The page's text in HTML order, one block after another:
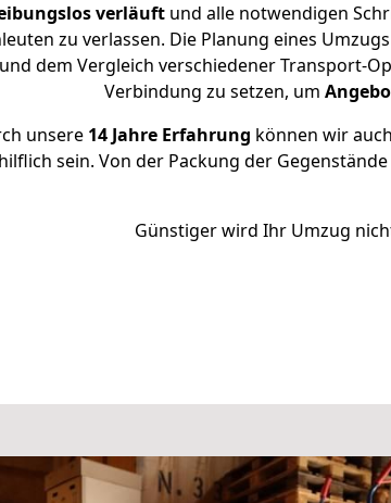
verläuft und alle notwendigen
zu verlassen. Die Planung eines
und dem Vergleich verschiedener Transport-
Verbindung zu setzen, um
unsere 14 Jahre Erfahrung können wir
sein. Von der Packung der
Günstiger wird Ihr Umzug